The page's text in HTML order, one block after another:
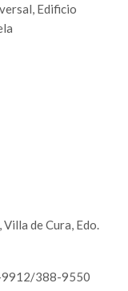
Edificio
de Cura, Edo.
9912/388-9550